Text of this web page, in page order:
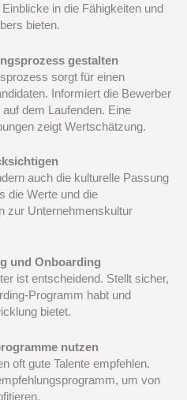
in die Fähigkeiten und
bieten.
gestalten
sorgt für einen
Informiert die Bewerber
dem Laufenden. Eine
zeigt Wertschätzung.
auch die kulturelle Passung
die Werte und die
zur Unternehmenskultur
und Onboarding
ist entscheidend. Stellt sicher,
Programm habt und
bietet.
nutzen
oft gute Talente empfehlen.
um von